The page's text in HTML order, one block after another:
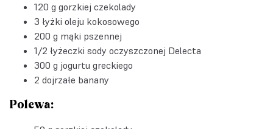
120 g gorzkiej czekolady
3 łyżki oleju kokosowego
200 g mąki pszennej
1/2 łyżeczki sody oczyszczonej Delecta
300 g jogurtu greckiego
2 dojrzałe banany
Polewa: